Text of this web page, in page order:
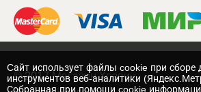
© 2017 Магазин Хозяин
Cайт использует файлы cookie при сборе
инструментов веб-аналитики
Собранная при помощи cookie